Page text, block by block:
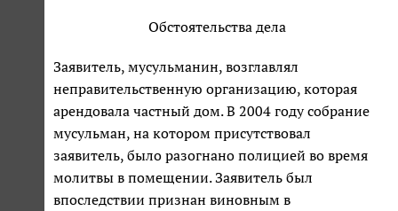
Обстоятельства дела
Заявитель, мусульманин, возглавлял
неправительственную организацию, которая
арендовала частный дом. В 2004 году собрание
мусульман, на котором присутствовал
заявитель, было разогнано полицией во время
молитвы в помещении. Заявитель был
впоследствии признан виновным в